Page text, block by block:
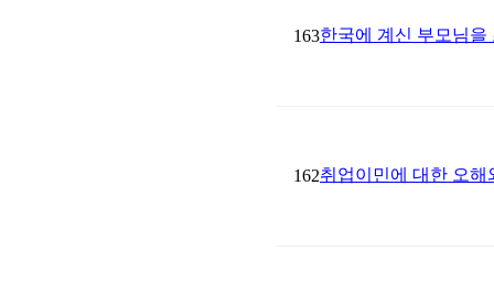
163한국에 계신 부모님을
162취업이민에 대한 오해